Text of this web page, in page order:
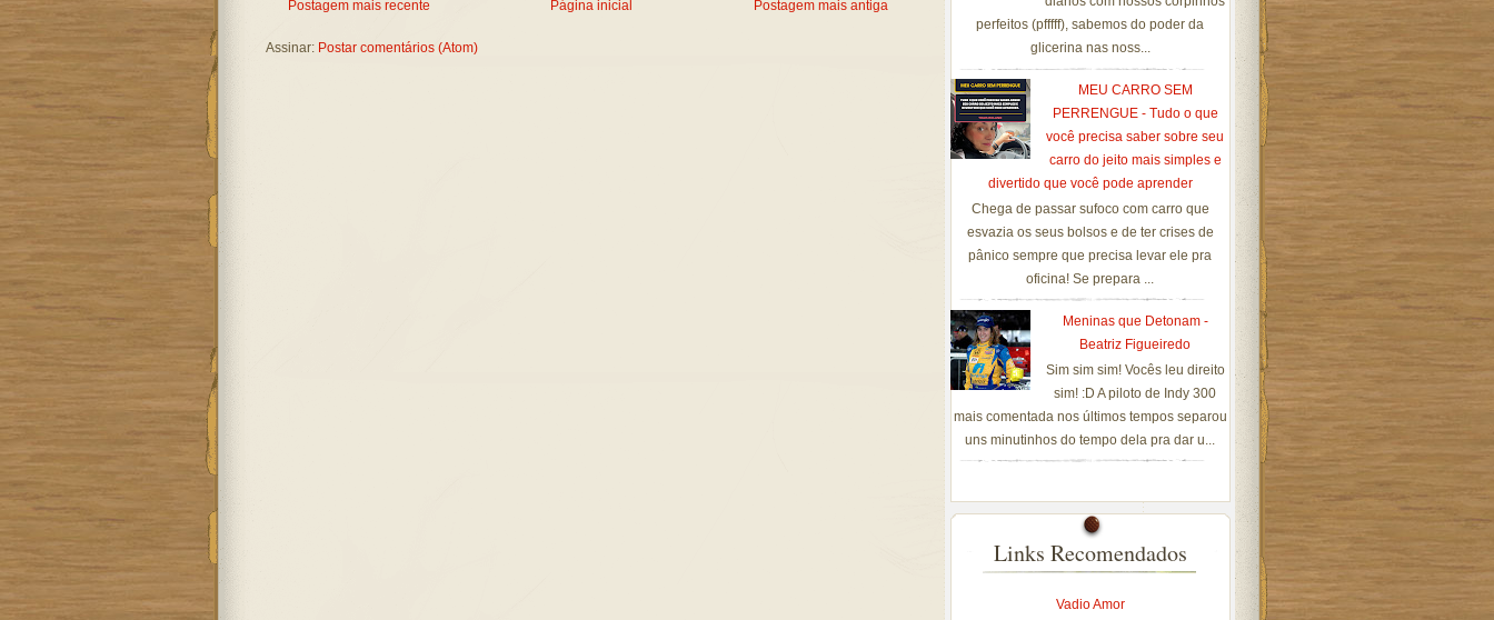
Postagem mais recente Postagem mais antiga
Página inicial
Assinar: Postar comentários (Atom)
perfeitos (pfffff), sabemos do poder da
glicerina nas noss...
MEU CARRO SEM
PERRENGUE - Tudo o que
você precisa saber sobre seu
carro do jeito mais simples e
divertido que você pode aprender
Chega de passar sufoco com carro que
esvazia os seus bolsos e de ter crises de
pânico sempre que precisa levar ele pra
oficina! Se prepara ...
Meninas que Detonam -
Beatriz Figueiredo
Sim sim sim! Vocês leu direito
sim! :D A piloto de Indy 300
mais comentada nos últimos tempos separou
uns minutinhos do tempo dela pra dar u...
Links Recomendados
Vadio Amor